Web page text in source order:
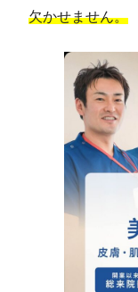
欠かせません。